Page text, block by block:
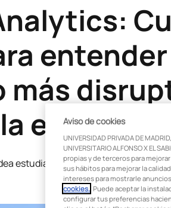
más
empresa
estudiar Business Analytics.
Aviso de cookies
UNIVERSIDAD PRIVADA DE
UNIVERSITARIO ALFONSO X EL
propias y de terceros para
sus hábitos para mejorar la
intereses para mostrarle
cookies. . Puede aceptar la
configurar tus preferencias